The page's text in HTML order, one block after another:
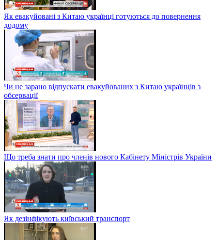
Як евакуйовані з Китаю українці готуються до повернення
додому
Чи не зарано відпускати евакуйованих з Китаю українців з
обсервації
Що треба знати про членів нового Кабінету Міністрів України
Як дезінфікують київський транспорт